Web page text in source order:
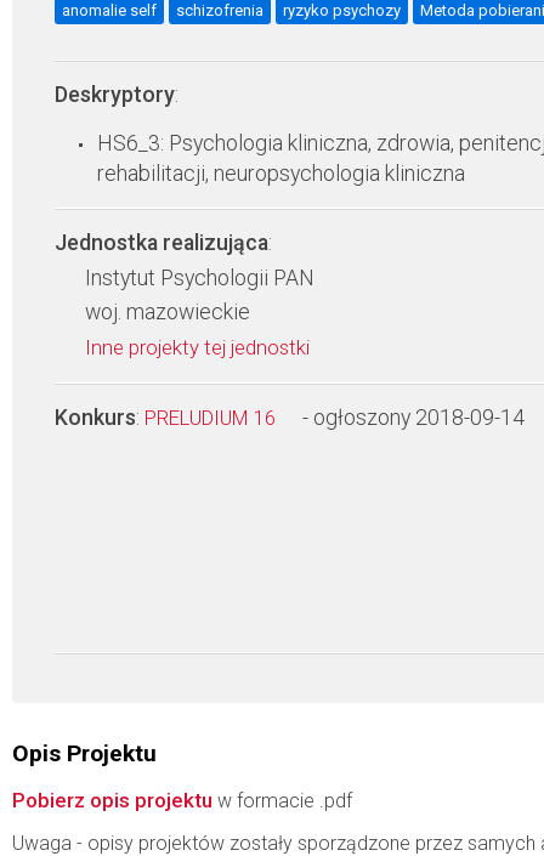
anomalie self schizofrenia ryzyko psychozy Metoda
Deskryptory:
HS6_3: Psychologia kliniczna, zdrowia,
rehabilitacji, neuropsychologia kliniczna
Jednostka realizująca:
Instytut Psychologii PAN
woj. mazowieckie
Inne projekty tej jednostki
Konkurs: PRELUDIUM 16 - ogłoszony 2018-09-14
Opis Projektu
Pobierz opis projektu w formacie .pdf
Uwaga - opisy projektów zostały sporządzone przez